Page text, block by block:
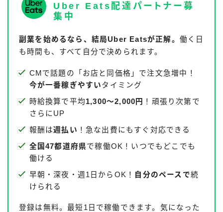
Uber Eats配達パートナー募
集中
副業を始めるなら、結局Uber Eatsが正解。 働く日
も時間も、すべて自分で決められます。
CMで話題の「お店と同価格」で注文急増中！
今が一番稼ぎやすいタイミング
時給換算で平均1,300〜2,000円
！頑張り次第で
さらにUP
報酬は週払い ！急な出費にもすぐ対応できる
全国47都道府県で稼働OK！いつでもどこでも
働ける
早朝・深夜・週1日からOK！ 自分のペースで続
けられる
登録は無料。最短1日で稼働できます。気になった